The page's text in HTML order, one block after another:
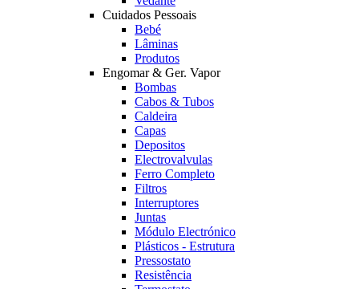
Cuidados Pessoais
Bebé
Lâminas
Produtos
Engomar & Ger. Vapor
Bombas
Cabos & Tubos
Caldeira
Capas
Depositos
Electrovalvulas
Ferro Completo
Filtros
Interruptores
Juntas
Módulo Electrónico
Plásticos - Estrutura
Pressostato
Resistência